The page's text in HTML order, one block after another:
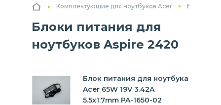
Комплектующие для ноутбуков Acer Блоки
Блоки питания для
ноутбуков Aspire 2420
Блок питания для ноутбука
Acer 65W 19V 3.42A
5.5x1.7mm PA-1650-02